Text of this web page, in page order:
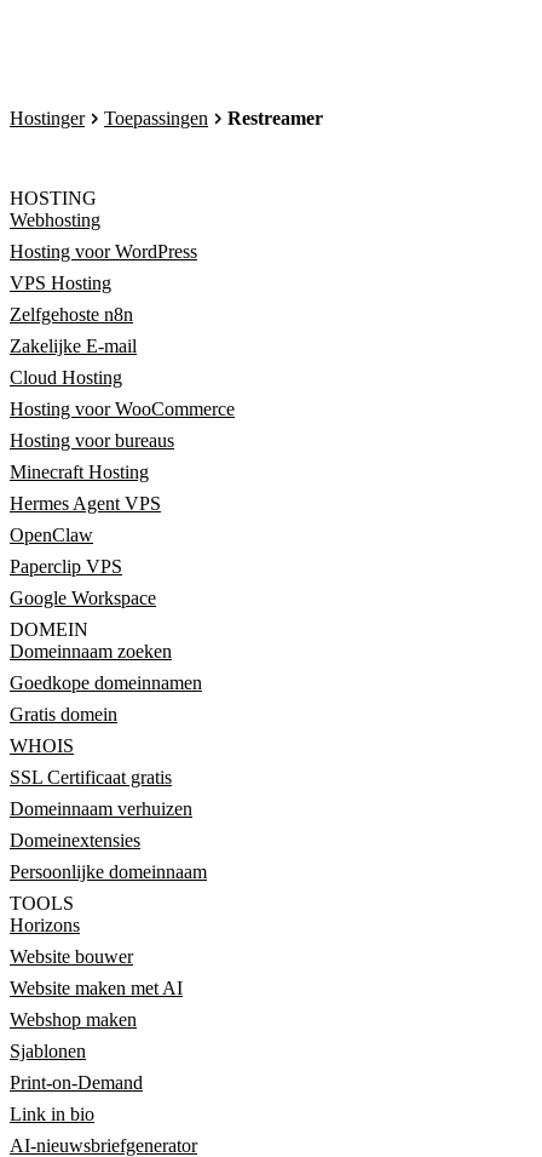
Hostinger Toepassingen Restreamer
HOSTING
Webhosting
Hosting voor WordPress
VPS Hosting
Zelfgehoste n8n
Zakelijke E-mail
Cloud Hosting
Hosting voor WooCommerce
Hosting voor bureaus
Minecraft Hosting
Hermes Agent VPS
OpenClaw
Paperclip VPS
Google Workspace
DOMEIN
Domeinnaam zoeken
Goedkope domeinnamen
Gratis domein
WHOIS
SSL Certificaat gratis
Domeinnaam verhuizen
Domeinextensies
Persoonlijke domeinnaam
TOOLS
Horizons
Website bouwer
Website maken met AI
Webshop maken
Sjablonen
Print-on-Demand
Link in bio
AI-nieuwsbriefgenerator